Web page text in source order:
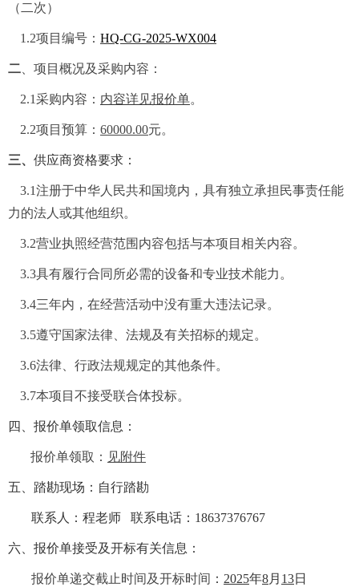
（二次）
1.2项目编号： HQ-CG-2025-WX004
二 、项目概况及采购内容：
2.1采购内容： 内容详见报价单。
2.2项目预算： 60000.00元。
三、 供应商资格要求：
3.1注册于中华人民共和国境内，具有独立承担民事责任能
力的法人或其他组织。
3.2营业执照经营范围内容包括与本项目相关内容。
3.3具有履行合同所必需的设备和专业技术能力。
3.4三年内，在经营活动中没有重大违法记录。
3.5遵守国家法律、法规及有关招标的规定。
3.6法律、行政法规规定的其他条件。
3.7本项目不接受联合体投标。
四、报价单领取信息：
报价单领取： 见附件
五、踏勘现场：自行踏勘
联系人：程老师 联系电话： 18637376767
六、报价单接受及开标有关信息：
报价单递交截止时间及开标时间 ： 2025年8月 13日